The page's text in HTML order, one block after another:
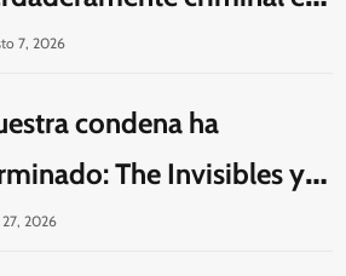
horas y horas viendo
7, 2026
condena ha
The Invisibles y la
por la imaginación
2026